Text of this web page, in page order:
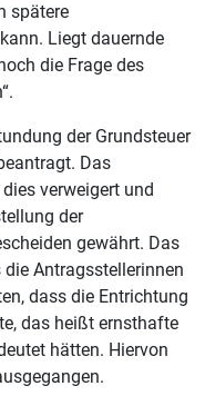
spätere
Liegt dauernde
die Frage des
der Grundsteuer
Das
verweigert und
der
gewährt. Das
Antragsstellerinnen
dass die Entrichtung
das heißt ernsthafte
hätten. Hiervon